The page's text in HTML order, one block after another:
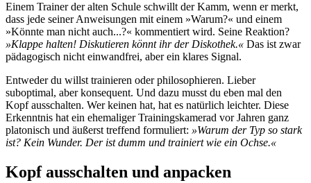
Einem Trainer der alten Schule schwillt der Kamm, wenn er merkt,
dass jede seiner Anweisungen mit einem »Warum?« und einem
»Könnte man nicht auch...?« kommentiert wird. Seine Reaktion?
»Klappe halten! Diskutieren könnt ihr der Diskothek.« Das ist zwar
pädagogisch nicht einwandfrei, aber ein klares Signal.
Entweder du willst trainieren oder philosophieren. Lieber
suboptimal, aber konsequent. Und dazu musst du eben mal den
Kopf ausschalten. Wer keinen hat, hat es natürlich leichter. Diese
Erkenntnis hat ein ehemaliger Trainingskamerad vor Jahren ganz
platonisch und äußerst treffend formuliert: »Warum der Typ so stark
ist? Kein Wunder. Der ist dumm und trainiert wie ein Ochse.«
Kopf ausschalten und anpacken